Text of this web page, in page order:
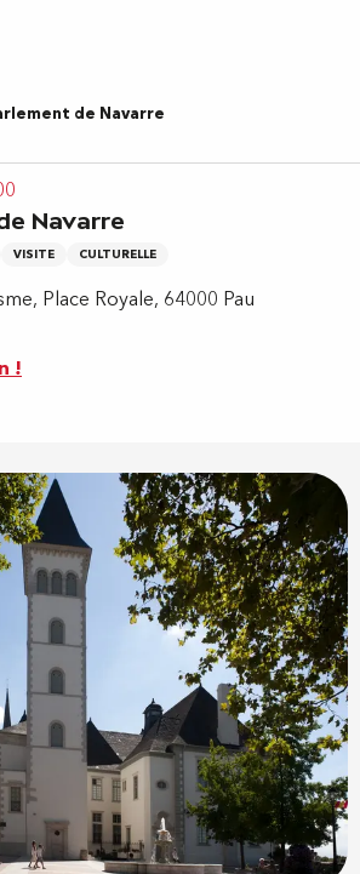
de Navarre
Navarre
VISITE CULTURELLE
Place Royale, 64000 Pau
!
aux favoris